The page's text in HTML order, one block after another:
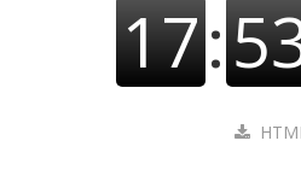
17: